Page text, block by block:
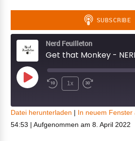
Nerd Feuilleton
Get that Monkey -
Play
1x
Spotify
TEILEN
Datei herunterladen | In neuem Fenster
54:53 |Aufgenommen am 8. April 2022